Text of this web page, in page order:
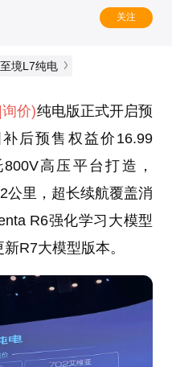
关注
至境L7纯电
|询价)纯电版正式开启预
后预售权益价16.99
高压平台打造，
公里，超长续航覆盖消
R6强化学习大模型
R7大模型版本。